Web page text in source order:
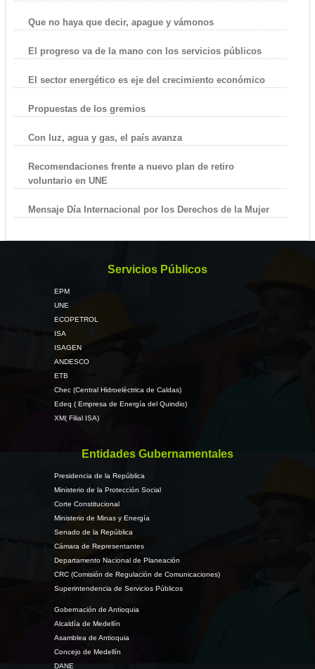
Que no haya que decir, apague y vámonos
El progreso va de la mano con los servicios públicos
El sector energético es eje del crecimiento económico
Propuestas de los gremios
Con luz, agua y gas, el país avanza
Recomendaciones frente a nuevo plan de retiro
voluntario en UNE
Mensaje Día Internacional por los Derechos de la Mujer
Servicios Públicos
EPM
UNE
ECOPETROL
ISA
ISAGEN
ANDESCO
ETB
Chec (Central Hidroeléctrica de Caldas)
Edeq ( Empresa de Energía del Quindio)
XM( Filial ISA)
Entidades Gubernamentales
Presidencia de la República
Ministerio de la Protección Social
Corte Constitucional
Ministerio de Minas y Energía
Senado de la República
Cámara de Representantes
Departamento Nacional de Planeación
CRC (Comisión de Regulación de Comunicaciones)
Superintendencia de Servicios Públicos
Gobernación de Antioquia
Alcaldía de Medellín
Asamblea de Antioquia
Concejo de Medellín
DANE